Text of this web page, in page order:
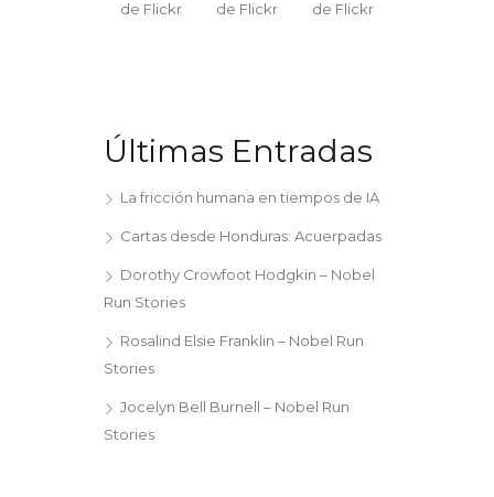
Últimas Entradas
La fricción humana en tiempos de IA
Cartas desde Honduras: Acuerpadas
Dorothy Crowfoot Hodgkin – Nobel
Run Stories
Rosalind Elsie Franklin – Nobel Run
Stories
Jocelyn Bell Burnell – Nobel Run
Stories